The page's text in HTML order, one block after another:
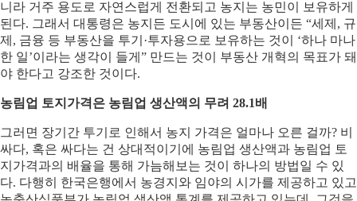
니라 거주 용도로 자연스럽게 전환되고 농지는 농민이 보유하게
된다. 그래서 대통령은 농지든 도시에 있는 부동산이든 “세제, 규
제, 금융 등 부동산을 투기·투자용으로 보유하는 것이 ‘하나 마나
한 일’이라는 생각이 들게” 만드는 것이 부동산 개혁의 목표가 돼
야 한다고 강조한 것이다.
농림업 토지가격은 농림업 생산액의 무려 28.1배
그러면 장기간 투기로 인해서 농지 가격은 얼마나 오른 걸까? 비
싸다, 혹은 싸다는 건 상대적이기에 농림업 생산액과 농림업 토
지가격과의 배율을 통해 가늠해보는 것이 하나의 방법일 수 있
다. 다행히 한국은행에서 농경지와 임야의 시가를 제공하고 있고